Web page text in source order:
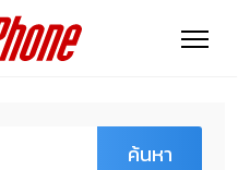
ค้นหา